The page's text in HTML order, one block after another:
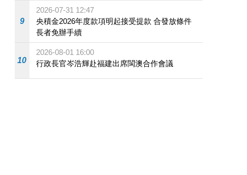
9
2026-07-31 12:47
央積金2026年度款項明起接受提款 合發放條件
長者免辦手續
10
2026-08-01 16:00
行政長官岑浩輝赴福建出席閩澳合作會議